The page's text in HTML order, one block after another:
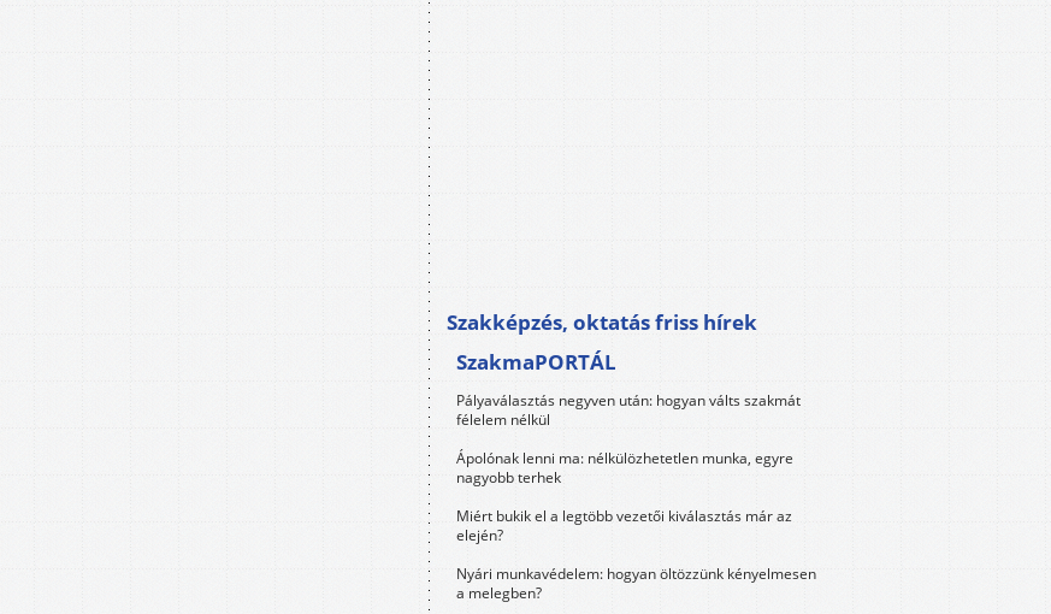
Szakképzés, oktatás friss hírek
SzakmaPORTÁL
Pályaválasztás negyven után: hogyan válts szakmát
félelem nélkül
Ápolónak lenni ma: nélkülözhetetlen munka, egyre
nagyobb terhek
Miért bukik el a legtöbb vezetői kiválasztás már az
elején?
Nyári munkavédelem: hogyan öltözzünk kényelmesen
a melegben?